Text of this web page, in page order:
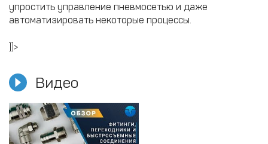
Видео
упростить управление пневмосетью и даже
автоматизировать некоторые процессы.
]]>